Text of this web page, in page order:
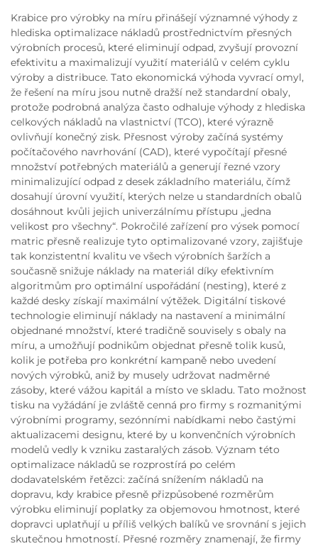
Krabice pro výrobky na míru přinášejí významné výhody z
hlediska optimalizace nákladů prostřednictvím přesných
výrobních procesů, které eliminují odpad, zvyšují provozní
efektivitu a maximalizují využití materiálů v celém cyklu
výroby a distribuce. Tato ekonomická výhoda vyvrací omyl,
že řešení na míru jsou nutně dražší než standardní obaly,
protože podrobná analýza často odhaluje výhody z hlediska
celkových nákladů na vlastnictví (TCO), které výrazně
ovlivňují konečný zisk. Přesnost výroby začíná systémy
počítačového navrhování (CAD), které vypočítají přesné
množství potřebných materiálů a generují řezné vzory
minimalizující odpad z desek základního materiálu, čímž
dosahují úrovní využití, kterých nelze u standardních obalů
dosáhnout kvůli jejich univerzálnímu přístupu „jedna
velikost pro všechny“. Pokročilé zařízení pro výsek pomocí
matric přesně realizuje tyto optimalizované vzory, zajišťuje
tak konzistentní kvalitu ve všech výrobních šaržích a
současně snižuje náklady na materiál díky efektivním
algoritmům pro optimální uspořádání (nesting), které z
každé desky získají maximální výtěžek. Digitální tiskové
technologie eliminují náklady na nastavení a minimální
objednané množství, které tradičně souvisely s obaly na
míru, a umožňují podnikům objednat přesně tolik kusů,
kolik je potřeba pro konkrétní kampaně nebo uvedení
nových výrobků, aniž by musely udržovat nadměrné
zásoby, které vážou kapitál a místo ve skladu. Tato možnost
tisku na vyžádání je zvláště cenná pro firmy s rozmanitými
výrobními programy, sezónními nabídkami nebo častými
aktualizacemi designu, které by u konvenčních výrobních
modelů vedly k vzniku zastaralých zásob. Význam této
optimalizace nákladů se rozprostírá po celém
dodavatelském řetězci: začíná snížením nákladů na
dopravu, kdy krabice přesně přizpůsobené rozměrům
výrobku eliminují poplatky za objemovou hmotnost, které
dopravci uplatňují u příliš velkých balíků ve srovnání s jejich
skutečnou hmotností. Přesné rozměry znamenají, že firmy